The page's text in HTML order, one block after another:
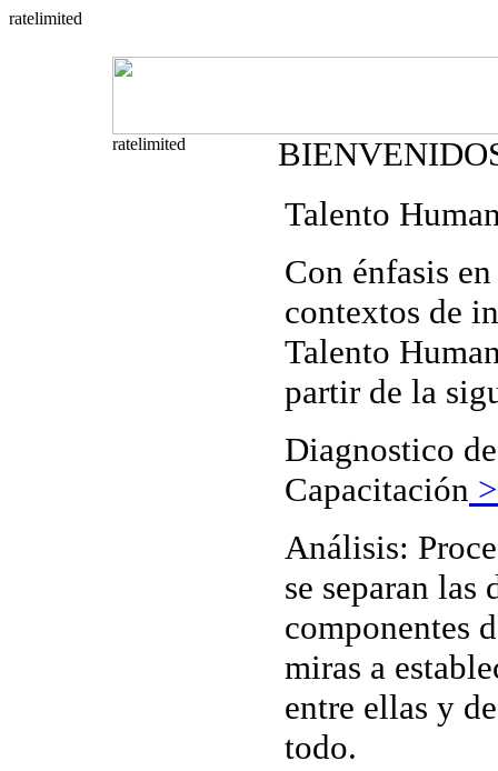
Talento
Con énfasis
contextos de
Talento
partir de la
Diagnostico
Capacitación
Análisis:
se separan las
componentes
miras a
entre ellas y
todo.